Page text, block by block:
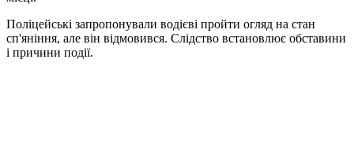
Поліцейські запропонували водієві пройти огляд на стан
сп'яніння, але він відмовився. Слідство встановлює обставини
і причини події.